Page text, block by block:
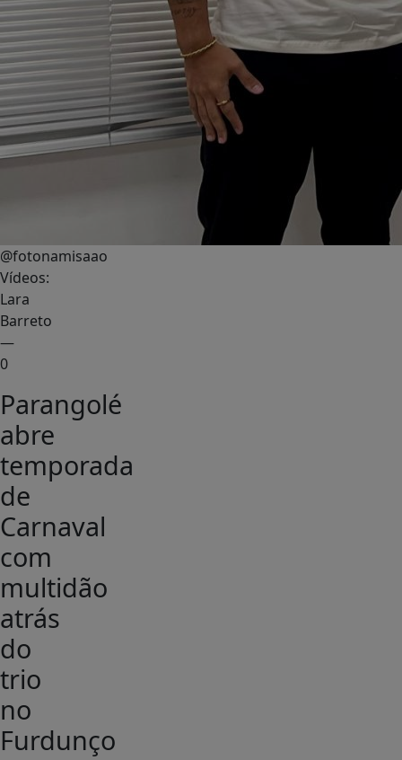
@fotonamisaao
Vídeos:
Lara
Barreto
—
0
Parangolé
abre
temporada
de
Carnaval
com
multidão
atrás
do
trio
no
Furdunço